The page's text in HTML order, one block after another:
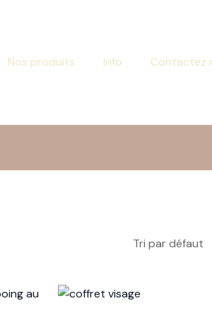
Nos produits Info Contactez